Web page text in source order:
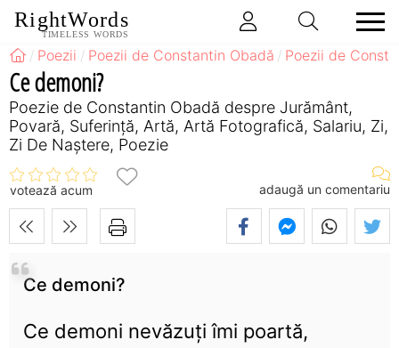
RightWords
TIMELESS WORDS
Poezii Poezii de Constantin Obadă Poezii de
Ce demoni?
Poezie de Constantin Obadă despre Jurământ,
Povară, Suferință, Artă, Artă Fotografică, Salariu, Zi,
Zi De Naștere, Poezie
votează acum adaugă un comentariu
Ce demoni?
Ce demoni nevăzuți îmi poartă,